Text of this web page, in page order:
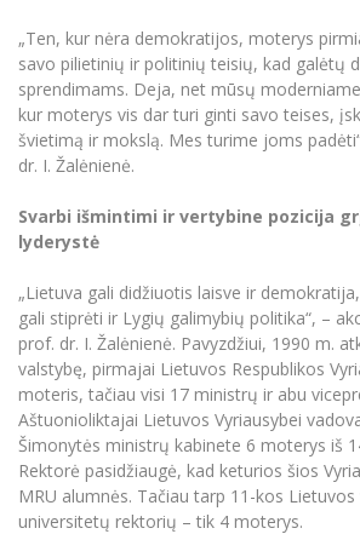
Darbuotojų kvalifikacijos
MRU norminių teisės aktų
Intranetas
eDVS
MRU mobilios programėlės
Profesinė sąjunga
Kontaktų paieška
„Ten, kur nėra demokratijos, moterys
savo pilietinių ir politinių teisių, kad galėtų
sprendimams. Deja, net mūsų
kur moterys vis dar turi ginti savo teises,
švietimą ir mokslą. Mes turime joms
dr. I. Žalėnienė.
Svarbi išmintimi ir vertybine pozicija
lyderystė
„Lietuva gali didžiuotis laisve ir
gali stiprėti ir Lygių galimybių politika“, –
prof. dr. I. Žalėnienė. Pavyzdžiui, 1990 m.
valstybę, pirmajai Lietuvos Respublikos
moteris, tačiau visi 17 ministrų ir abu
Aštuonioliktajai Lietuvos Vyriausybei
Šimonytės ministrų kabinete 6 moterys iš
Rektorė pasidžiaugė, kad keturios šios
MRU alumnės. Tačiau tarp 11-kos
universitetų rektorių – tik 4 moterys.